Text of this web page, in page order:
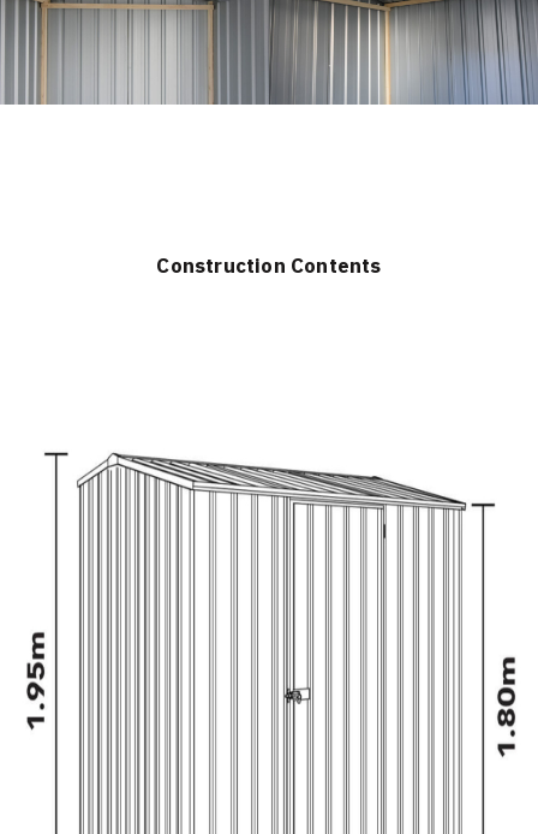
Construction Contents